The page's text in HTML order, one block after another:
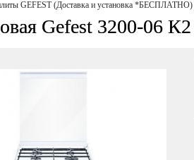
GEFEST (Доставка и установка *БЕСПЛАТНО)
Gefest 3200-06 К2